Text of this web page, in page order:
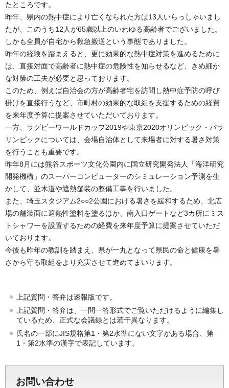
たところです。
昨年、県内の熱中症により亡くなられた方は13人いらっしゃいまし
たが、このうち12人が65歳以上のいわゆる高齢者でございました。
しかも全員が自宅から救急搬送という事態でありました。
昨年の経験を踏まえると、更に効果的な熱中症対策を進めるために
は、直接対面で高齢者に熱中症の危険性を知らせるなど、きめ細か
な対策の工夫が必要と思っております。
このため、例えば自治会の方が高齢者宅を訪問し熱中症予防の呼び
掛けを直接行うなど、市町村の効果的な取組を支援するための経費
を来年度予算に提案させていただいております。
一方、ラグビーワールドカップ2019や東京2020オリンピック・パラ
リンピックについては、会場自治体として来場者に対する暑さ対策
を行うことも重要です。
昨年8月には熊谷スポーツ文化公園内に国立研究開発法人「海洋研究
開発機構」のスーパーコンピューターのシミュレーション予測を生
かして、並木道や遮熱舗装の整備工事を行いました。
また、埼玉スタジアム2○○2公園における暑さを緩和するため、北広
場の舗装面に遮熱性塗料を塗るほか、南入口ゲートなど3カ所にミス
トシャワーを設置するための経費を来年度予算に提案させていただ
いております。
今後も昨年の教訓を踏まえ、県が一丸となって県民の命と健康を暑
さから守る取組をより充実させて進めてまいります。
上記質問・答弁は速報版です。
上記質問・答弁は、一問一答形式でご覧いただけるように編集し
ているため、正式な会議録とは若干異なります。
氏名の一部にJIS規格第1・第2水準にない文字がある場合、第
1・第2水準の漢字で表記しています。
お問い合わせ